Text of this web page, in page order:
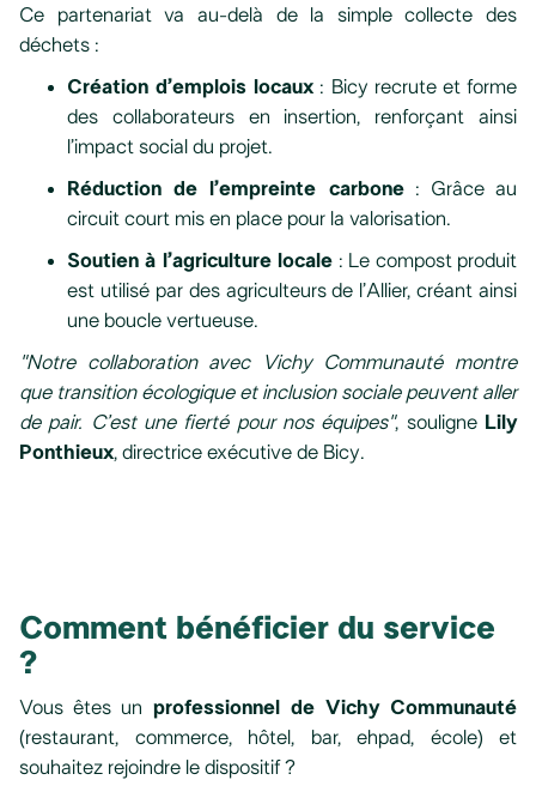
Ce partenariat va au-delà de la simple collecte des
déchets :
Création d’emplois locaux : Bicy recrute et forme
des collaborateurs en insertion, renforçant ainsi
l’impact social du projet.
Réduction de l’empreinte carbone: Grâce au
circuit court mis en place pour la valorisation.
Soutien à l’agriculture locale : Le compost produit
est utilisé par des agriculteurs de l’Allier, créant ainsi
une boucle vertueuse.
"Notre collaboration avec Vichy Communauté montre
que transition écologique et inclusion sociale peuvent aller
de pair. C’est une fierté pour nos équipes", souligne Lily
Ponthieux, directrice exécutive de Bicy.
Comment bénéficier du service
?
Vous êtes un professionnel de Vichy Communauté
(restaurant, commerce, hôtel, bar, ehpad, école) et
souhaitez rejoindre le dispositif ?